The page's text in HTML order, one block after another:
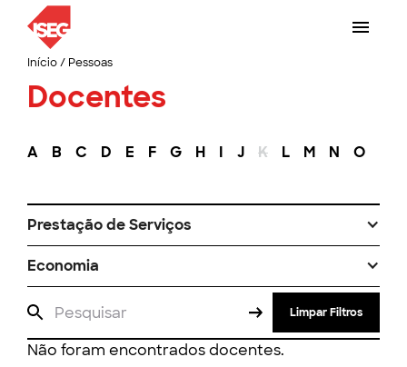
Início/ Pessoas
Docentes
A B C D E F G H I J K L M N O
Prestação de Serviços
Economia
Limpar Filtros
Não foram encontrados docentes.